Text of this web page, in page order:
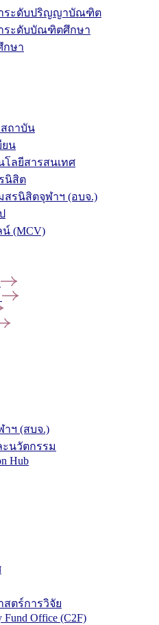
ระดับปริญญาบัณฑิต
ระดับบัณฑิตศึกษา
กษา
ถาบัน
ยน
โลยีสารสนเทศ
นิสิต
สรนิสิตจุฬาฯ (อบจ.)
(MCV)
าฯ (สบจ.)
ะนวัตกรรม
Hub
ตร์การวิจัย
Fund Office (C2F)